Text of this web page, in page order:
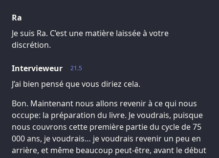
Ra
Je suis Ra. C’est une matière laissée à votre
discrétion.
21.5
Intervieweur
J’ai bien pensé que vous diriez cela.
Bon. Maintenant nous allons revenir à ce qui nous
occupe: la préparation du livre. Je voudrais, puisque
nous couvrons cette première partie du cycle de 75
000 ans, je voudrais… je voudrais revenir un peu en
arrière, et même beaucoup peut-être, avant le début